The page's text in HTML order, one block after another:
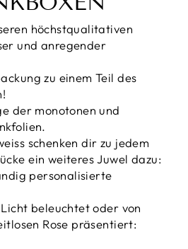
höchstqualitativen
und anregender
zu einem Teil des
der monotonen und
schenken dir zu jedem
ein weiteres Juwel dazu:
personalisierte
beleuchtet oder von
Rose präsentiert: